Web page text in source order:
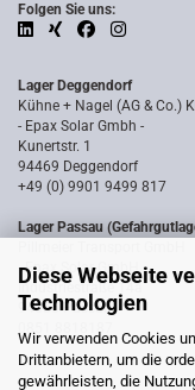
Diese Webseite
Technologien
Wir verwenden Cookies
Drittanbietern, um die
gewährleisten, die
Folgen Sie uns:
Lager Deggendorf
Kühne + Nagel (AG & Co.)
- Epax Solar Gmbh -
Kunertstr. 1
94469 Deggendorf
+49 (0) 9901 9499 817
Lager Passau
- Epax Solar GmbH -
Industriestraße 14a
94036 Passau
0851 8818187